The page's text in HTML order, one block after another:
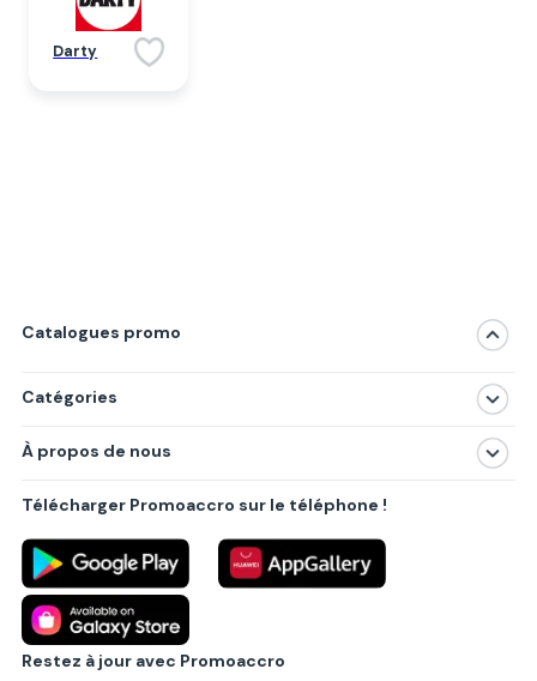
Darty
Catalogues promo
Catégories
Produits
Villes principales
À propos de nous
Politique de confidentialité
Règlements
Partenariat B2B
Blog
Contact
Télécharger Promoaccro sur le téléphone !
Restez à jour avec Promoaccro